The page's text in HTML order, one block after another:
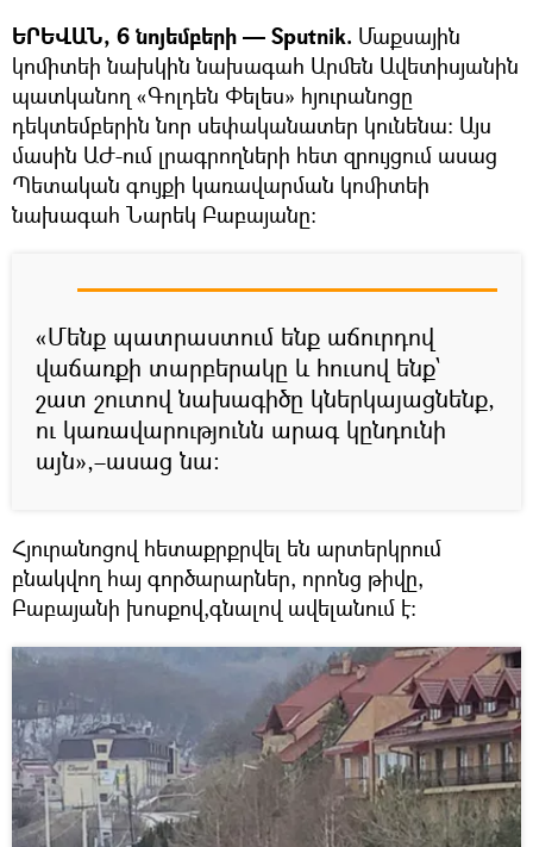
ԵՐԵՎԱՆ, 6 նոյեմբերի — Sputnik. Մաքսային
կոմիտեի նախկին նախագահ Արմեն Ավետիսյանին
պատկանող «Գոլդեն Փելես» հյուրանոցը
դեկտեմբերին նոր սեփականատեր կունենա: Այս
մասին ԱԺ-ում լրագրողների հետ զրույցում ասաց
Պետական գույքի կառավարման կոմիտեի
նախագահ Նարեկ Բաբայանը:
«Մենք պատրաստում ենք աճուրդով
վաճառքի տարբերակը և հուսով ենք`
շատ շուտով նախագիծը կներկայացնենք,
ու կառավարությունն արագ կընդունի
այն»,–ասաց նա։
Հյուրանոցով հետաքրքրվել են արտերկրում
բնակվող հայ գործարարներ, որոնց թիվը,
Բաբայանի խոսքով,գնալով ավելանում է։